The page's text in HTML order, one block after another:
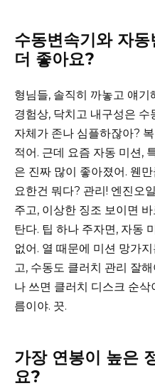
수동변속기와 자동
더 좋아요?
형님들, 솔직히 까놓고 얘
경험상, 닥치고 내구성은
자체가 존나 심플하잖아?
적어. 근데 요즘 자동 미션,
은 진짜 많이 좋아졌어. 웬
요한건 뭐다? 관리! 엔진오
주고, 이상한 징조 보이면
탄다. 팁 하나 주자면, 자동
없어. 열 때문에 미션 망가
고, 수동도 클러치 관리 잘
나 쓰면 클러치 디스크 순
름이야. 끗.
가장 연봉이 높은
요?